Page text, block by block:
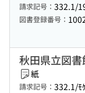
請求記号： 332.1/
図書登録番号：
秋田県立図書
紙
請求記号： 332.1/ﾓ